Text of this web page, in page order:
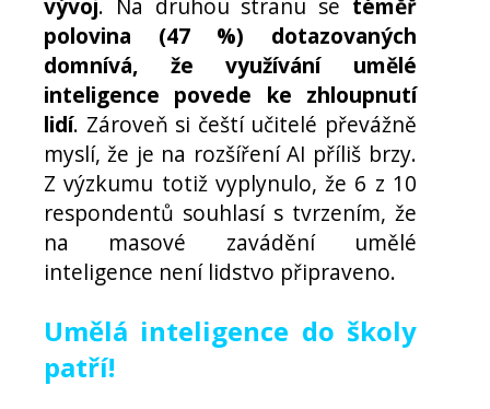
polovina (47 %) dotazovaných
domnívá, že využívání umělé
inteligence povede ke zhloupnutí
lidí. Zároveň si čeští učitelé převážně
myslí, že je na rozšíření AI příliš brzy.
Z výzkumu totiž vyplynulo, že 6 z 10
respondentů souhlasí s tvrzením, že
na masové zavádění umělé
inteligence není lidstvo připraveno.
Umělá inteligence do školy
patří!